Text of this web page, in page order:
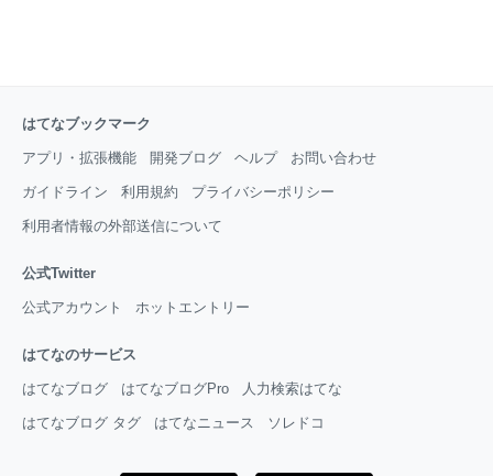
はてなブックマーク
アプリ・拡張機能 開発ブログ ヘルプ お問い合わせ
ガイドライン 利用規約 プライバシーポリシー
利用者情報の外部送信について
公式Twitter
公式アカウント ホットエントリー
はてなのサービス
はてなブログ はてなブログPro 人力検索はてな
はてなブログ タグ はてなニュース ソレドコ